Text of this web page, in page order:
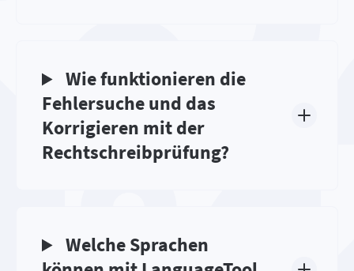
Wie funktionieren die
Fehlersuche und das
Korrigieren mit der
Rechtschreibprüfung?
Welche Sprachen